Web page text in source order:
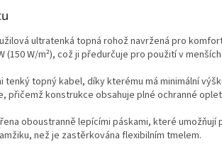
ultratenká topná rohož navržená pro
(150 W/m²), což ji předurčuje pro použití v
tenký topný kabel, díky kterému má minimální
přičemž konstrukce obsahuje plné ochranné
oboustranně lepícími páskami, které
než je zastěrkována flexibilním tmelem.